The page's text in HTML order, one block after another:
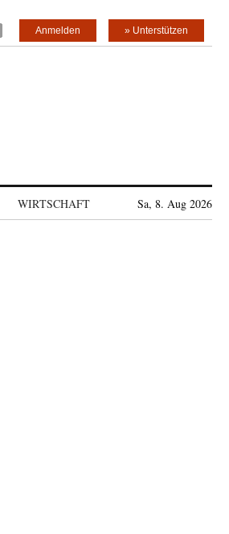
» Unterstützen
Anmelden
WIRTSCHAFT Sa, 8. Aug 2026